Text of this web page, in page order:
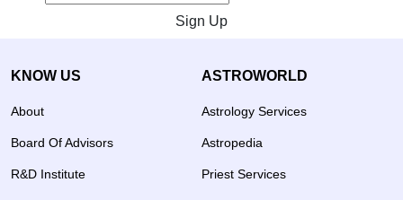
Sign Up
KNOW US
About
Board Of Advisors
R&D Institute
ASTROWORLD
Astrology Services
Astropedia
Priest Services